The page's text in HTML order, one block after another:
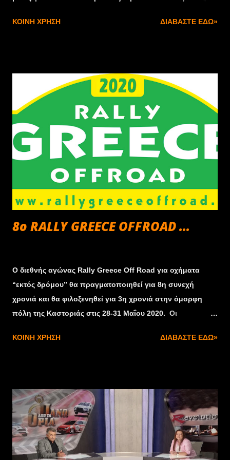
Σταθμός". Απέναντι από το εστιατόριο θα μας
πρέπει να γίνει μέχρι Τετάρτη 20/Νοεμβρίου. Η διαδρομή
που θα ακολουθήσουμε και το ή τα σημεία εκκίνησης θα
σας γνωστοποιηθούν τις αμέσως επόμενες ημέρες.
Τηλέφωνα Επικοινωνίας : Καρίπης Κώστας-6944832720
Βελλής Εμμαν.-6945882925 Ευλαμπίου Αντ.-6977692323
και κάθε Παρασκευή από 19:00 στο:2106180122 Η
εκδήλωση πραγματοποιείτε την τελευταία Κυριακή του
Νοεμβρίου ώστε όλα τα αυτοκίνητα με ιστορικές πινακίδες
να μπορούν να κυκλοφορήσουν ελεύθερα χωρίς ειδική
άδεια.
ΚΟΙΝΉ ΧΡΉΣΗ ΔΙΑΒΆΣΤΕ ΕΔΏ»
8ο RALLY GREECE OFFROAD ...
Ο διεθνής αγώνας Rally Greece Off Road για οχήματα
“εκτός δρόμου” θα πραγματοποιηθεί για 8η συνεχή
χρονιά και θα φιλοξενηθεί για 3η χρονιά στην όμορφη
πόλη της Καστοριάς στις 28-31 Μαΐου 2020. Οι
Καστοριάς και του Δήμου Καστοριάς, φιλοδοξούν και το
αγωνιζόμενοι που αναμένεται να συμμετάσχουν
προέρχονται από την Ελλάδα, Κύπρο, Ιταλία, Βέλγιο,
Βουλγαρία, Τουρκία, Ισραήλ, Ρουμανία και άλλες χώρες.
Οι συμμετοχές κρίνονται ως υψηλού επιπέδου καθώς
μεταξύ αυτών συγκαταλέγονται αγωνιστικές ομάδες και
ΚΟΙΝΉ ΧΡΉΣΗ ΔΙΑΒΆΣΤΕ ΕΔΏ»